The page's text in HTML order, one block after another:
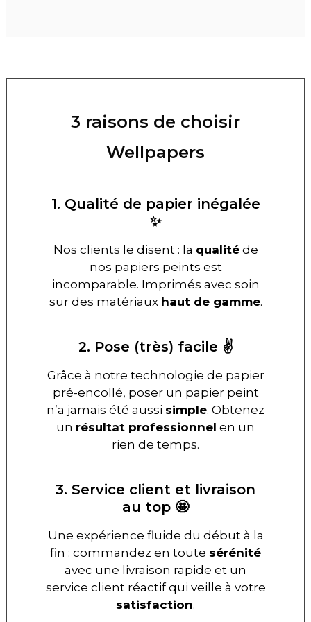
3 raisons de choisir
Wellpapers
1. Qualité de papier inégalée
✨
Nos clients le disent : la qualitéde
nos papiers peints est
incomparable. Imprimés avec soin
sur des matériaux haut de gamme.
2. Pose (très) facile ✌️
Grâce à notre technologie de papier
pré-encollé, poser un papier peint
n’a jamais été aussi simple. Obtenez
un résultat professionnel en un
rien de temps.
3. Service client et livraison
au top 🤩
Une expérience fluide du début à la
fin : commandez en toute sérénité
avec une livraison rapide et un
service client réactif qui veille à votre
satisfaction.